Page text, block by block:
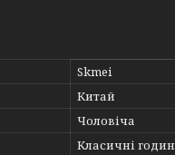
Skmei
Китай
Чоловіча
Класичні